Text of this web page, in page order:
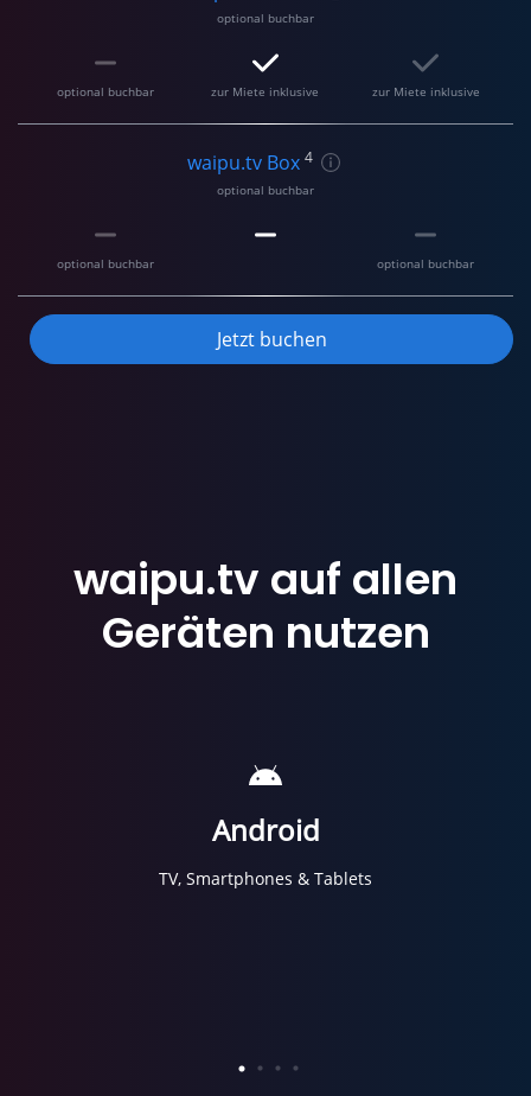
optional buchbar
optional buchbar zur Miete inklusive zur Miete inklusive
waipu.tv Box 4
optional buchbar
optional buchbar optional buchbar
Jetzt buchen
waipu.tv auf allen
Geräten nutzen
Android
TV, Smartphones & Tablets